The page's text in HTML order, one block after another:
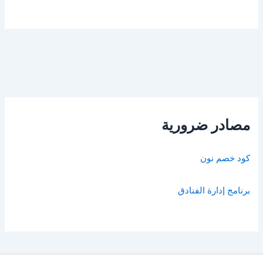
مصادر ضرورية
كود خصم نون
برنامج إدارة الفنادق